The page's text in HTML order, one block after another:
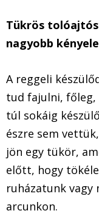
Tükrös
nagyobb
A reggeli
tud fajulni, főleg,
túl sokáig
észre sem
jön egy tükör,
előtt, hogy
ruházatunk vagy
arcunkon.